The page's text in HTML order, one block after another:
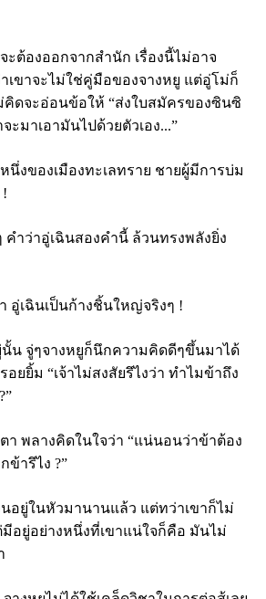
ะต้องออกจากสำนัก เรื่องนี้ไม่อาจ
เขาจะไม่ใช่คู่มือของจางหยู แต่อู่โม่ก็
คิดจะอ่อนข้อให้ “ส่งใบสมัครของซินซิ
มาเอามันไปด้วยตัวเอง...”
นึ่งของเมืองทะเลทราย ชายผู้มีการบ่ม
คำว่าอู่เฉินสองคำนี้ ล้วนทรงพลังยิ่ง
อู่เฉินเป็นก้างชิ้นใหญ่จริงๆ !
น จู่ๆจางหยูก็นึกความคิดดีๆขึ้นมาได้
ยยิ้ม “เจ้าไม่สงสัยรึไงว่า ทำไมข้าถึง
?”
า พลางคิดในใจว่า “แน่นอนว่าข้าต้อง
ข้ารึไง ?”
อยู่ในหัวมานานแล้ว แต่ทว่าเขาก็ไม่
มีอยู่อย่างหนึ่งที่เขาแน่ใจก็คือ มันไม่